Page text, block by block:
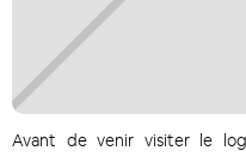
Avant de venir visiter le